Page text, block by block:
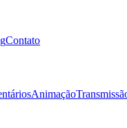
Contato
Animação